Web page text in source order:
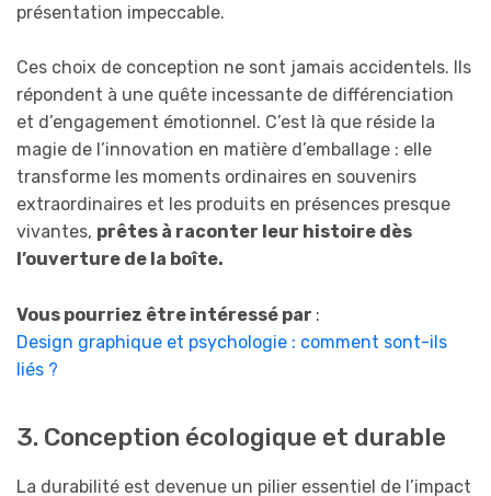
présentation impeccable.
Ces choix de conception ne sont jamais accidentels. Ils
répondent à une quête incessante de différenciation
et d’engagement émotionnel. C’est là que réside la
magie de l’innovation en matière d’emballage : elle
transforme les moments ordinaires en souvenirs
extraordinaires et les produits en présences presque
vivantes, prêtes à raconter leur histoire dès
l’ouverture de la boîte.
Vous pourriez être intéressé par :
Design graphique et psychologie : comment sont-ils
liés ?
3. Conception écologique et durable
La durabilité est devenue un pilier essentiel de l’impact